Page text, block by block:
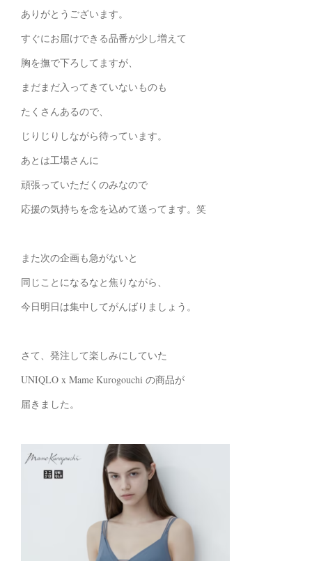
ありがとうございます。
すぐにお届けできる品番が少し増えて
胸を撫で下ろしてますが、
まだまだ入ってきていないものも
たくさんあるので、
じりじりしながら待っています。
あとは工場さんに
頑張っていただくのみなので
応援の気持ちを念を込めて送ってます。笑
また次の企画も急がないと
同じことになるなと焦りながら、
今日明日は集中してがんばりましょう。
さて、発注して楽しみにしていた
UNIQLO x Mame Kurogouchi の商品が
届きました。